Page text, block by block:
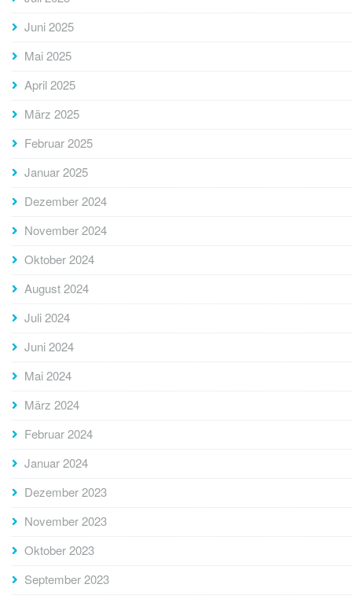
Juni 2025
Mai 2025
April 2025
März 2025
Februar 2025
Januar 2025
Dezember 2024
November 2024
Oktober 2024
August 2024
Juli 2024
Juni 2024
Mai 2024
März 2024
Februar 2024
Januar 2024
Dezember 2023
November 2023
Oktober 2023
September 2023